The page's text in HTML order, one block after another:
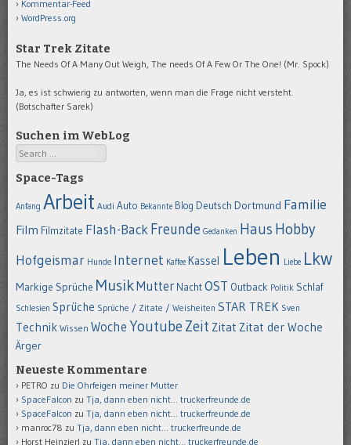
Kommentar-Feed
WordPress.org
Star Trek Zitate
The Needs Of A Many Out Weigh, The needs Of A Few Or The One! (Mr. Spock)
Ja, es ist schwierig zu antworten, wenn man die Frage nicht versteht.
(Botschafter Sarek)
Suchen im WebLog
Search
Space-Tags
Anfang Arbeit Audi Auto Bekannte Blog Deutsch Dortmund Familie
Film Filmzitate Flash-BackFreunde Gedanken Haus Hobby
Hofgeismar Hunde Internet Kaffee Kassel Leben Liebe Lkw
Markige Sprüche MusikMutter NachtOST Outback Politik Schlaf
Schlesien Sprüche Sprüche / Zitate / Weisheiten STAR TREK Sven
Technik Wissen Woche Youtube Zeit Zitat Zitat der Woche
Ärger
Neueste Kommentare
PETRO zu Die Ohrfeigen meiner Mutter
SpaceFalcon zu Tja, dann eben nicht… truckerfreunde.de
SpaceFalcon zu Tja, dann eben nicht… truckerfreunde.de
manroc78 zu Tja, dann eben nicht… truckerfreunde.de
Horst Heinzierl zu Tja, dann eben nicht… truckerfreunde.de